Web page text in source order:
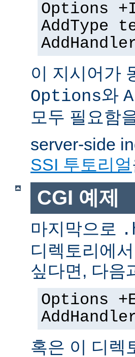
Options
AddType
이 지시어가
Options와
모두 필요함
server-side
SSI 투토리얼
CGI 예제
마지막으로
디렉토리에
싶다면, 다음
Options
혹은 이 디렉